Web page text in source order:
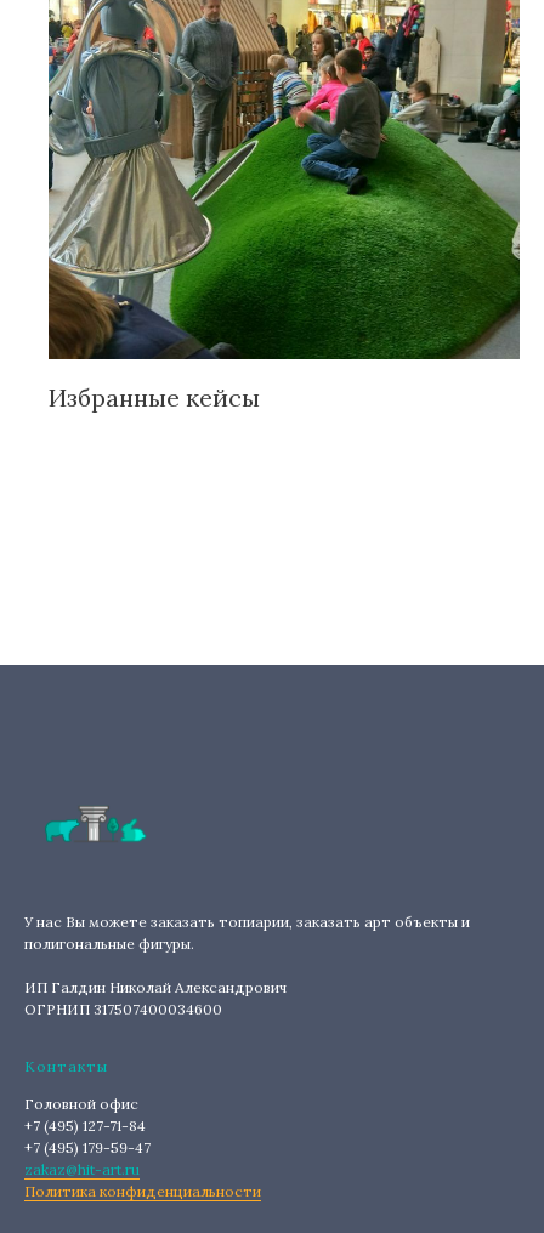
Избранные кейсы
У нас Вы можете заказать топиарии, заказать арт объекты и
полигональные фигуры.
ИП Галдин Николай Александрович
ОГРНИП 317507400034600
Контакты
Головной офис
+7 (495) 127-71-84
+7 (495) 179-59-47
zakaz@hit-art.ru
Политика конфиденциальности